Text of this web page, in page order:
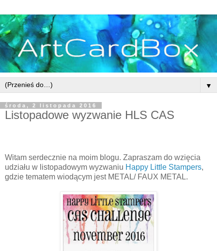
▼
środa, 2 listopada 2016
Listopadowe wyzwanie HLS CAS
Witam serdecznie na moim blogu. Zapraszam do wzięcia
udziału w listopadowym wyzwaniu Happy Little Stampers,
gdzie tematem wiodącym jest METAL/ FAUX METAL.